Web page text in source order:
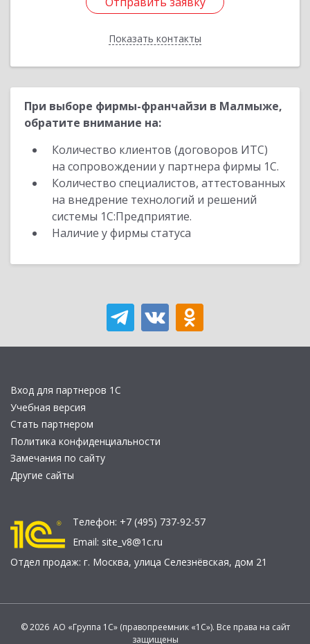
Показать контакты
Назад
При выборе фирмы-франчайзи в Малмыже,
обратите внимание на:
Количество клиентов (договоров ИТС)
на сопровождении у партнера фирмы 1С.
Количество специалистов, аттестованных
на внедрение технологий и решений
системы 1С:Предприятие.
Наличие у фирмы статуса
Вход для партнеров 1С
Учебная версия
Стать партнером
Политика конфиденциальности
Замечания по сайту
Другие сайты
Телефон: +7 (495) 737-92-57
Email: site_v8@1c.ru
Отдел продаж: г. Москва, улица Селезнёвская, дом 21
© 2026 АО «Группа 1С» (правопреемник «1С»). Все права на сайт
защищены